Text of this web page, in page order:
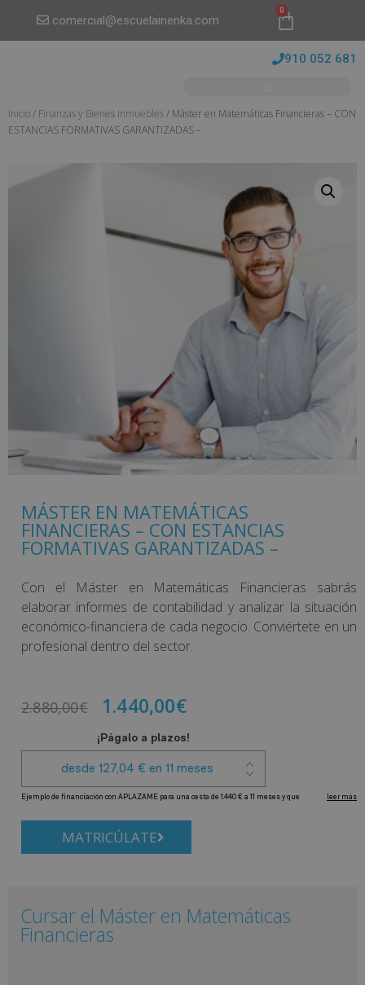
comercial@escuelainenka.com
0
910 052 681
Inicio/ Finanzas y Bienes Inmuebles/ Máster en Matemáticas Financieras – CON
ESTANCIAS FORMATIVAS GARANTIZADAS –
MÁSTER EN MATEMÁTICAS
FINANCIERAS – CON ESTANCIAS
FORMATIVAS GARANTIZADAS –
Con el Máster en Matemáticas Financieras sabrás
elaborar informes de contabilidad y analizar la situación
económico-financiera de cada negocio. Conviértete en un
profesional dentro del sector.
2.880,00€ 1.440,00€
MATRICÚLATE
Cursar el Máster en Matemáticas
Financieras